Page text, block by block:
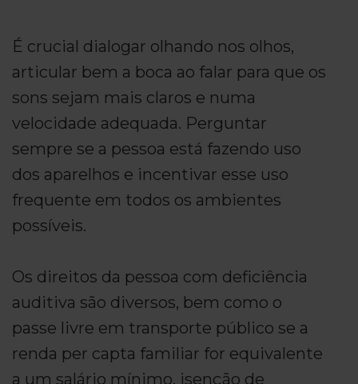
É crucial dialogar olhando nos olhos,
articular bem a boca ao falar para que os
sons sejam mais claros e numa
velocidade adequada. Perguntar
sempre se a pessoa está fazendo uso
dos aparelhos e incentivar esse uso
frequente em todos os ambientes
possíveis.
Os direitos da pessoa com deficiência
auditiva são diversos, bem como o
passe livre em transporte público se a
renda per capta familiar for equivalente
a um salário mínimo, isenção de